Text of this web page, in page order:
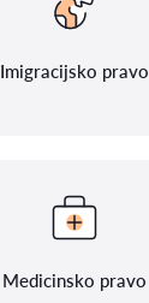
Imigracijsko pravo
Medicinsko pravo